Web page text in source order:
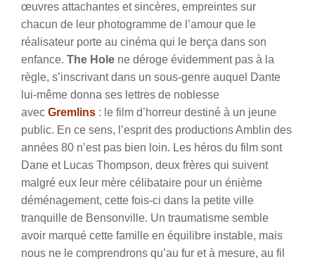
œuvres attachantes et sincères, empreintes sur
chacun de leur photogramme de l’amour que le
réalisateur porte au cinéma qui le berça dans son
enfance. The Hole ne déroge évidemment pas à la
règle, s’inscrivant dans un sous-genre auquel Dante
lui-même donna ses lettres de noblesse
avec Gremlins : le film d’horreur destiné à un jeune
public. En ce sens, l’esprit des productions Amblin des
années 80 n’est pas bien loin. Les héros du film sont
Dane et Lucas Thompson, deux frères qui suivent
malgré eux leur mère célibataire pour un énième
déménagement, cette fois-ci dans la petite ville
tranquille de Bensonville. Un traumatisme semble
avoir marqué cette famille en équilibre instable, mais
nous ne le comprendrons qu’au fur et à mesure, au fil